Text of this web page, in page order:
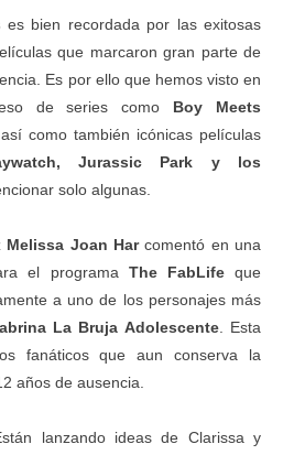
es bien recordada por las exitosas
que marcaron gran parte de
Es por ello que hemos visto en
de series como Boy Meets
como también icónicas películas
Jurassic Park y los
solo algunas.
Melissa Joan Harcomentó en una
el programa The FabLifeque
a uno de los personajes más
La Bruja Adolescente. Esta
fanáticos que aun conserva la
años de ausencia.
lanzando ideas de Clarissa y